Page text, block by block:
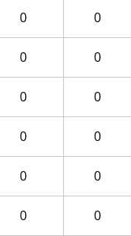
0 0
0 0
0 0
0 0
0 0
0 0